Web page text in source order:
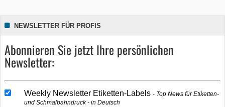
NEWSLETTER FÜR PROFIS
Abonnieren Sie jetzt Ihre persönlichen
Newsletter:
Weekly Newsletter Etiketten-Labels
Top News für Etiketten-
und Schmalbahndruck - in Deutsch